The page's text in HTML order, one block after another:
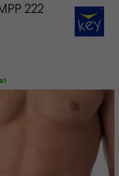
222